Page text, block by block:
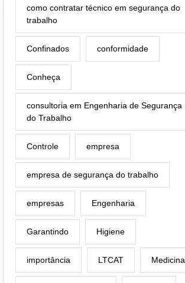
como contratar técnico em segurança do
trabalho
Confinados conformidade
Conheça
consultoria em Engenharia de Segurança
do Trabalho
Controle empresa
empresa de segurança do trabalho
empresas Engenharia
Garantindo Higiene
importância LTCAT Medicina